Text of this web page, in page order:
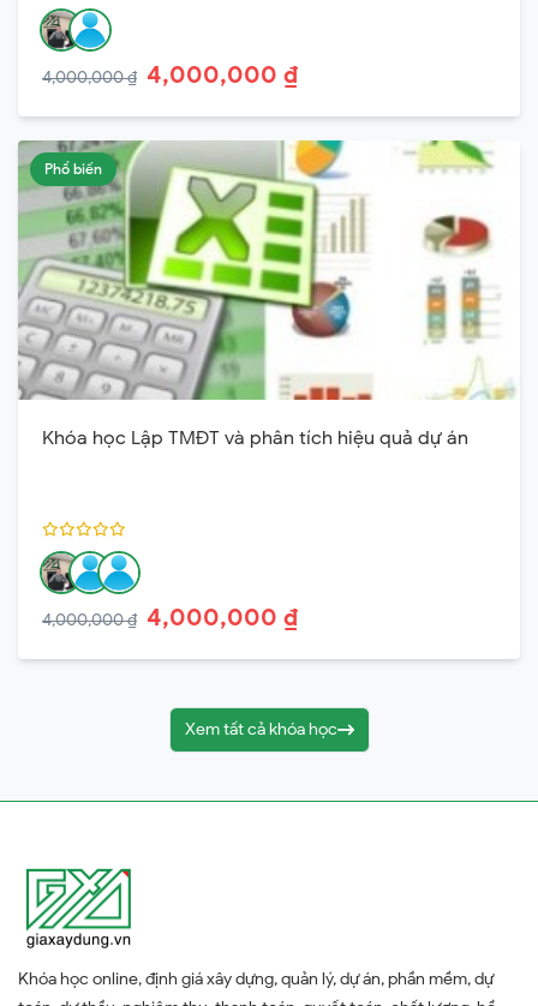
4,000,000 ₫ 4,000,000 ₫
Phổ biến
Khóa học Lập TMĐT và phân tích hiệu quả dự án
4,000,000 ₫ 4,000,000 ₫
Xem tất cả khóa học
Khóa học online, định giá xây dựng, quản lý, dự án, phần mềm, dự